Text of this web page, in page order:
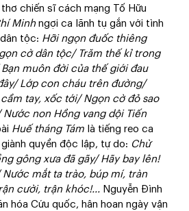
chiến sĩ cách mạng Tố Hữu
Minh ngợi ca lãnh tụ gắn với tình
tộc: Hỡi ngọn đuốc thiêng
cờ dân tộc/ Trăm thế kỉ trong
muôn đời của thế giới đau
Lớp con cháu trên đường/
tay, xốc tới/ Ngọn cờ đỏ sao
Nước non Hồng vang dội Tiến
Huế tháng Tám là tiếng reo ca
quyền độc lập, tự do: Chừ
gông xưa đã gãy/ Hãy bay lên!
mắt ta trào, búp mí, tràn
cười, trận khóc!... Nguyễn Đình
hóa Cứu quốc, hân hoan ngày vận